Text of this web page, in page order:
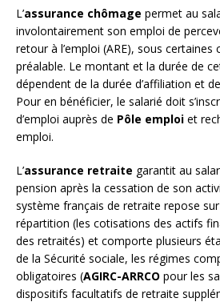
L’assurance chômage permet au
involontairement son emploi de
retour à l’emploi (ARE), sous certaines
préalable. Le montant et la durée de
dépendent de la durée d’affiliation et
Pour en bénéficier, le salarié doit
d’emploi auprès de Pôle emploi et
emploi.
L’assurance retraite garantit au
pension après la cessation de son
système français de retraite repose
répartition (les cotisations des actifs
des retraités) et comporte plusieurs
de la Sécurité sociale, les régimes
obligatoires (AGIRC-ARRCO pour les
dispositifs facultatifs de retraite